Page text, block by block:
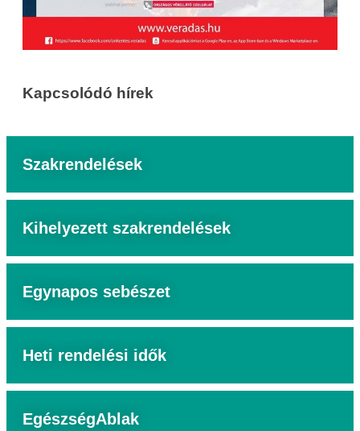
Kapcsolódó hírek
Szakrendelések
Kihelyezett szakrendelések
Egynapos sebészet
Heti rendelési idők
EgészségAblak